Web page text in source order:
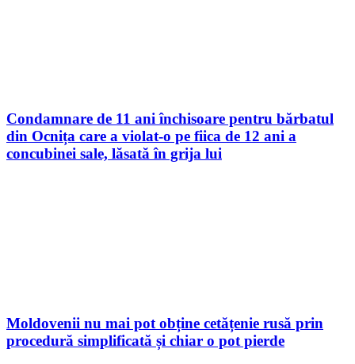
Condamnare de 11 ani închisoare pentru bărbatul
din Ocnița care a violat-o pe fiica de 12 ani a
concubinei sale, lăsată în grija lui
Moldovenii nu mai pot obține cetățenie rusă prin
procedură simplificată și chiar o pot pierde